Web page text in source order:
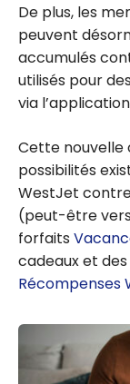
De plus, les
peuvent
accumulés
utilisés pour
via
Cette nouvelle
possibilités
WestJet
(peut-être
forfaits
cadeaux et
Récompenses